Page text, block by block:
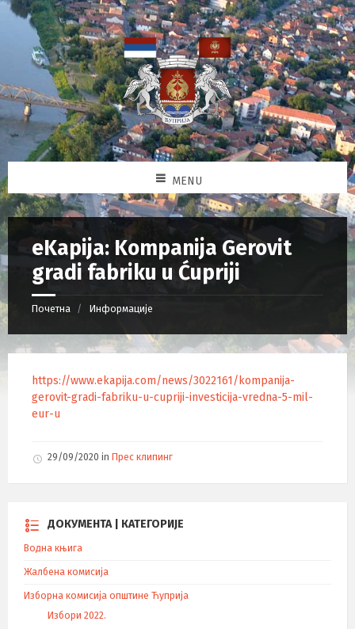
MENU
eKapija: Kompanija Gerovit
gradi fabriku u Ćupriji
Почетна Информације
https://www.ekapija.com/news/3022161/kompanija-
gerovit-gradi-fabriku-u-cupriji-investicija-vredna-5-mil-
eur-u
29/09/2020 in Прес клипинг
ДОКУМЕНТА | КАТЕГОРИЈЕ
Водна књига
Жалбена комисија
Изборна комисија општине Ћуприја
Избори 2022.